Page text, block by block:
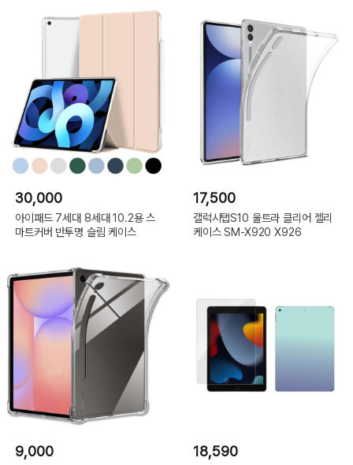
30,000
아이패드 7세대 8세대 10.2용 스
마트커버 반투명 슬림 케이스
17,500
갤럭시탭S10 울트라 클리어 젤리
케이스 SM-X920 X926
9,000 18,590